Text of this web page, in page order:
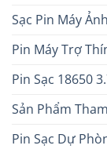
Sạc Pin Máy Ảnh
Pin Máy Trợ
Pin Sạc 18650
Sản Phẩm
Pin Sạc Dự